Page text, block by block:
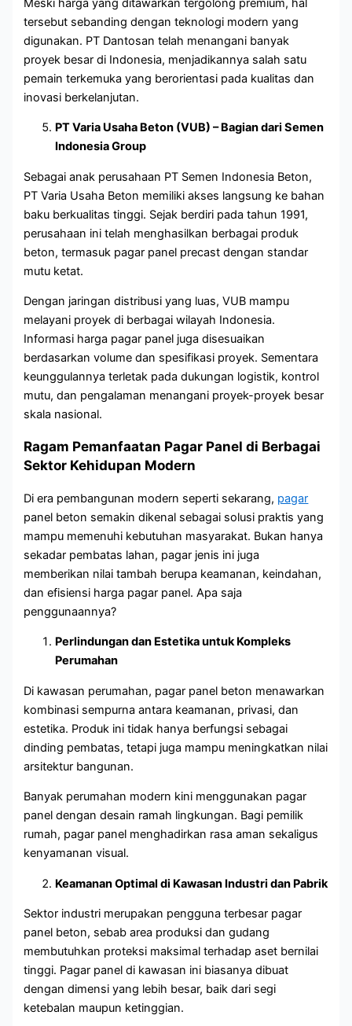
Meski harga yang ditawarkan tergolong premium, hal
tersebut sebanding dengan teknologi modern yang
digunakan. PT Dantosan telah menangani banyak
proyek besar di Indonesia, menjadikannya salah satu
pemain terkemuka yang berorientasi pada kualitas dan
inovasi berkelanjutan.
PT Varia Usaha Beton (VUB) – Bagian dari Semen
Indonesia Group
Sebagai anak perusahaan PT Semen Indonesia Beton,
PT Varia Usaha Beton memiliki akses langsung ke bahan
baku berkualitas tinggi. Sejak berdiri pada tahun 1991,
perusahaan ini telah menghasilkan berbagai produk
beton, termasuk pagar panel precast dengan standar
mutu ketat.
Dengan jaringan distribusi yang luas, VUB mampu
melayani proyek di berbagai wilayah Indonesia.
Informasi harga pagar panel juga disesuaikan
berdasarkan volume dan spesifikasi proyek. Sementara
keunggulannya terletak pada dukungan logistik, kontrol
mutu, dan pengalaman menangani proyek-proyek besar
skala nasional.
Ragam Pemanfaatan Pagar Panel di Berbagai
Sektor Kehidupan Modern
Di era pembangunan modern seperti sekarang, pagar
panel beton semakin dikenal sebagai solusi praktis yang
mampu memenuhi kebutuhan masyarakat. Bukan hanya
sekadar pembatas lahan, pagar jenis ini juga
memberikan nilai tambah berupa keamanan, keindahan,
dan efisiensi harga pagar panel. Apa saja
penggunaannya?
Perlindungan dan Estetika untuk Kompleks
Perumahan
Di kawasan perumahan, pagar panel beton menawarkan
kombinasi sempurna antara keamanan, privasi, dan
estetika. Produk ini tidak hanya berfungsi sebagai
dinding pembatas, tetapi juga mampu meningkatkan nilai
arsitektur bangunan.
Banyak perumahan modern kini menggunakan pagar
panel dengan desain ramah lingkungan. Bagi pemilik
rumah, pagar panel menghadirkan rasa aman sekaligus
kenyamanan visual.
Keamanan Optimal di Kawasan Industri dan Pabrik
Sektor industri merupakan pengguna terbesar pagar
panel beton, sebab area produksi dan gudang
membutuhkan proteksi maksimal terhadap aset bernilai
tinggi. Pagar panel di kawasan ini biasanya dibuat
dengan dimensi yang lebih besar, baik dari segi
ketebalan maupun ketinggian.